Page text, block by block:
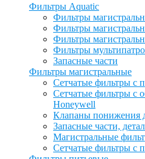
Фильтры Aquatic
Фильтры
Фильтры
Фильтры
Фильтры
Запасные части
Фильтры магистральные
Сетчатые фильтры с
Сетчатые фильтры с
Honeywell
Клапаны понижения
Запасные части,
Магистральные
Сетчатые фильтры с